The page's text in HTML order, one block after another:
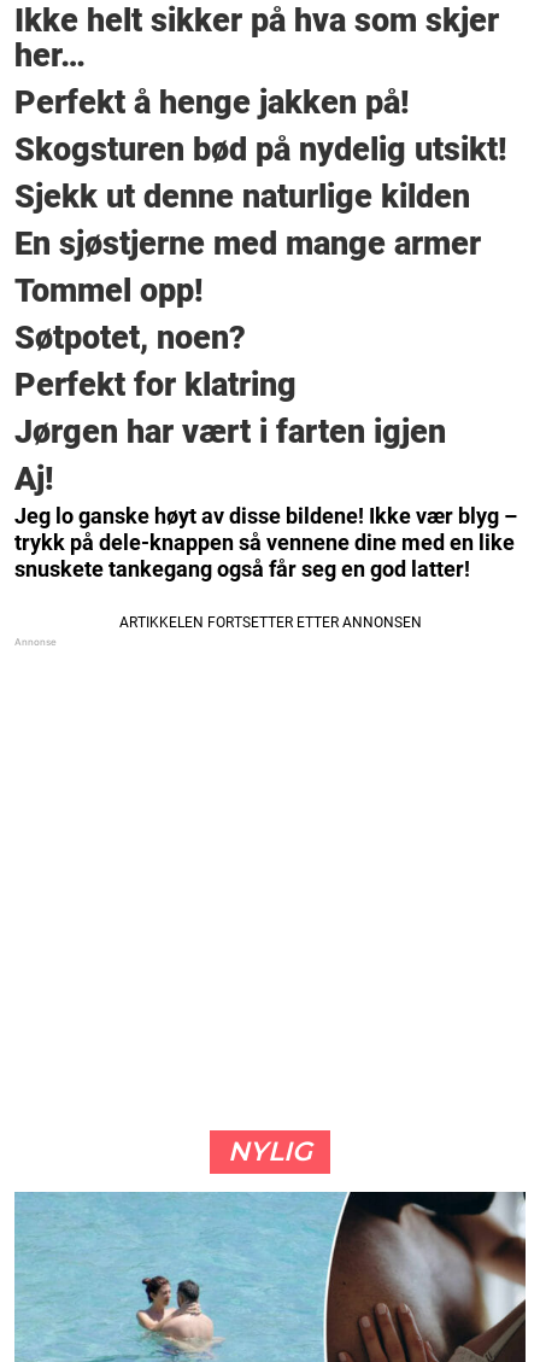
Ikke helt sikker på hva som skjer
her…
Perfekt å henge jakken på!
Skogsturen bød på nydelig utsikt!
Sjekk ut denne naturlige kilden
En sjøstjerne med mange armer
Tommel opp!
Søtpotet, noen?
Perfekt for klatring
Jørgen har vært i farten igjen
Aj!
Jeg lo ganske høyt av disse bildene! Ikke vær blyg –
trykk på dele-knappen så vennene dine med en like
snuskete tankegang også får seg en god latter!
NYLIG